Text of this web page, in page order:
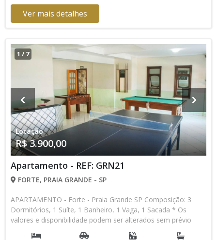
Ver mais detalhes
1 / 7
Locação
R$ 3.900,00
Apartamento - REF: GRN21
FORTE, PRAIA GRANDE - SP
APARTAMENTO - Forte - Praia Grande SP Composição: 3
Dormitórios, 1 Suíte, 1 Banheiro, 1 Vaga, 1 Sacada * Os
valores e disponibilidade podem ser alterados sem prévio
aviso. Favor verificar entrando em contato com nossa equipe